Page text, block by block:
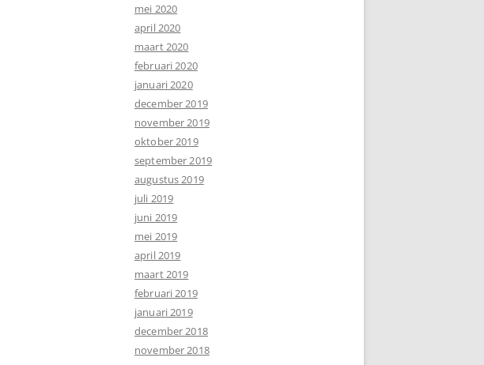
mei 2020
april 2020
maart 2020
februari 2020
januari 2020
december 2019
november 2019
oktober 2019
september 2019
augustus 2019
juli 2019
juni 2019
mei 2019
april 2019
maart 2019
februari 2019
januari 2019
december 2018
november 2018